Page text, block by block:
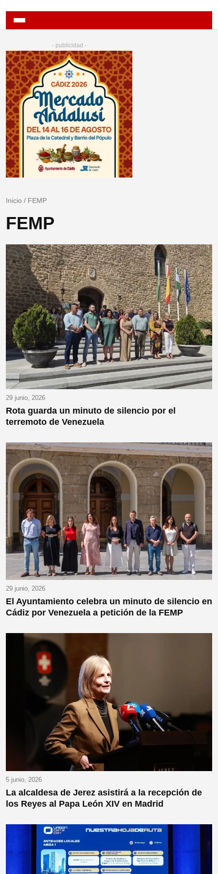
- publicidad -
Inicio / FEMP
FEMP
29 junio, 2026
Rota guarda un minuto de silencio por el
terremoto de Venezuela
29 junio, 2026
El Ayuntamiento celebra un minuto de silencio en
Cádiz por Venezuela a petición de la FEMP
5 junio, 2026
La alcaldesa de Jerez asistirá a la recepción de
los Reyes al Papa León XIV en Madrid